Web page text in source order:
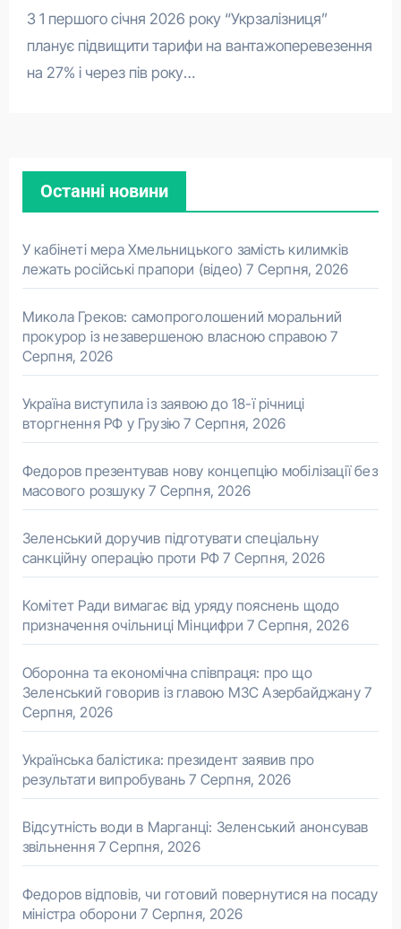
З 1 першого січня 2026 року “Укрзалізниця”
планує підвищити тарифи на вантажоперевезення
на 27% і через пів року…
Останні новини
У кабінеті мера Хмельницького замість килимків
лежать російські прапори (відео) 7 Серпня, 2026
Микола Греков: самопроголошений моральний
прокурор із незавершеною власною справою 7
Серпня, 2026
Україна виступила із заявою до 18-ї річниці
вторгнення РФ у Грузію 7 Серпня, 2026
Федоров презентував нову концепцію мобілізації без
масового розшуку 7 Серпня, 2026
Зеленський доручив підготувати спеціальну
санкційну операцію проти РФ 7 Серпня, 2026
Комітет Ради вимагає від уряду пояснень щодо
призначення очільниці Мінцифри 7 Серпня, 2026
Оборонна та економічна співпраця: про що
Зеленський говорив із главою МЗС Азербайджану 7
Серпня, 2026
Українська балістика: президент заявив про
результати випробувань 7 Серпня, 2026
Відсутність води в Марганці: Зеленський анонсував
звільнення 7 Серпня, 2026
Федоров відповів, чи готовий повернутися на посаду
міністра оборони 7 Серпня, 2026